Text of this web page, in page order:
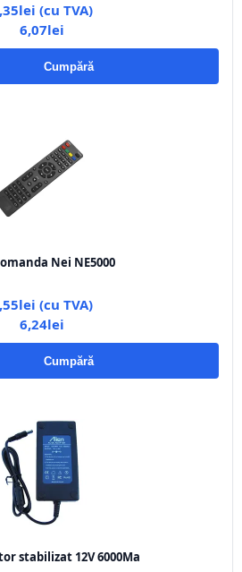
(cu TVA)
6,07lei
Cumpără
Nei NE5000
(cu TVA)
6,24lei
Cumpără
stabilizat 12V 6000Ma